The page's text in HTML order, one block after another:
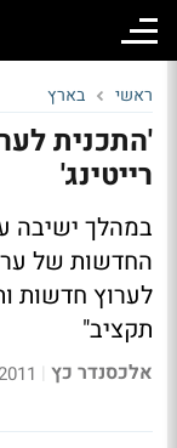
ראשי בארץ
רייטינג'
במהלך ישיבה
לערוץ חדשות
תקציב"
אלכסנדר כץ |
15:10